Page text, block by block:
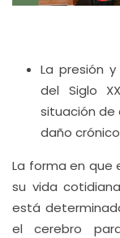
La presión
del Siglo
situación de
daño
La forma en que
su vida
está
el cerebro